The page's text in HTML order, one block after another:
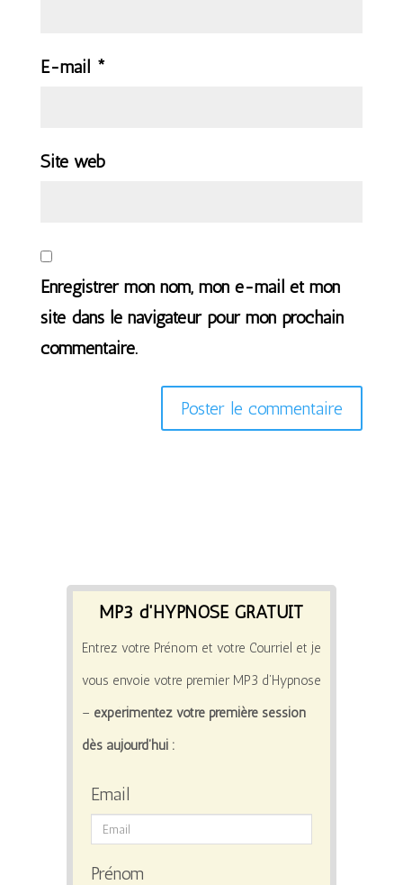
E-mail *
Site web
Enregistrer mon nom, mon e-mail et mon
site dans le navigateur pour mon prochain
commentaire.
MP3 d'HYPNOSE GRATUIT
Entrez votre Prénom et votre Courriel et je
vous envoie votre premier MP3 d’Hypnose
– expérimentez votre première session
dès aujourd’hui :
Email
Prénom